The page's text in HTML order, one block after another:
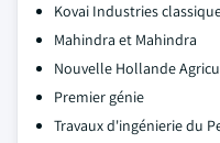
Kovai Industries
Mahindra et Mahindra
Nouvelle Hollande
Premier génie
Travaux d'ingénierie du